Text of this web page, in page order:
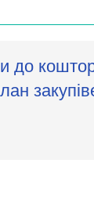
до